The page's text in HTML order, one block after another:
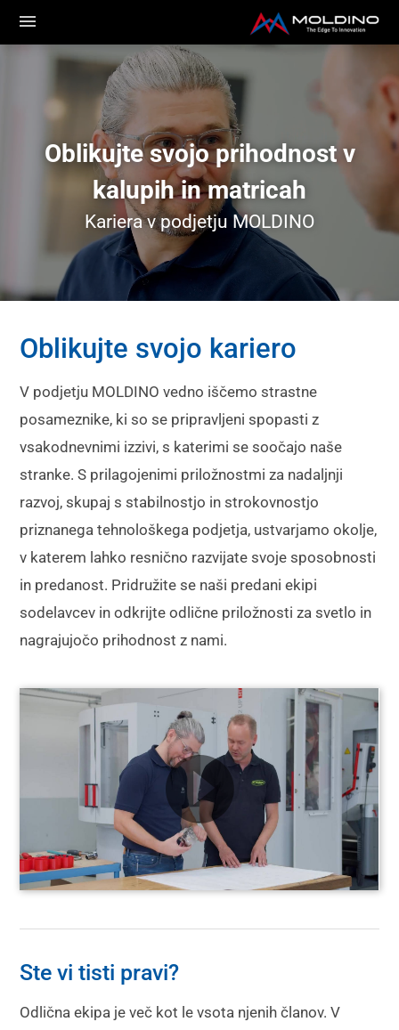
Oblikujte svojo prihodnost v
kalupih in matricah
Kariera v podjetju MOLDINO
Oblikujte svojo kariero
V podjetju MOLDINO vedno iščemo strastne
posameznike, ki so se pripravljeni spopasti z
vsakodnevnimi izzivi, s katerimi se soočajo naše
stranke. S prilagojenimi priložnostmi za nadaljnji
razvoj, skupaj s stabilnostjo in strokovnostjo
priznanega tehnološkega podjetja, ustvarjamo okolje,
v katerem lahko resnično razvijate svoje sposobnosti
in predanost. Pridružite se naši predani ekipi
sodelavcev in odkrijte odlične priložnosti za svetlo in
nagrajujočo prihodnost z nami.
Ste vi tisti pravi?
Odlična ekipa je več kot le vsota njenih članov. V